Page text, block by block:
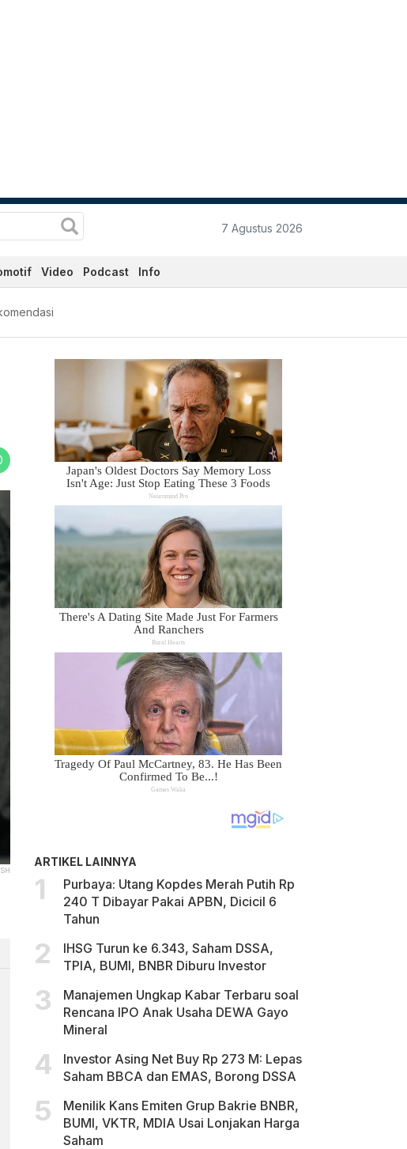
7 Agustus 2026
Video Podcast Info
ARTIKEL LAINNYA
Purbaya: Utang Kopdes Merah Putih Rp
240 T Dibayar Pakai APBN, Dicicil 6
Tahun
IHSG Turun ke 6.343, Saham DSSA,
TPIA, BUMI, BNBR Diburu Investor
Manajemen Ungkap Kabar Terbaru soal
Rencana IPO Anak Usaha DEWA Gayo
Mineral
Investor Asing Net Buy Rp 273 M: Lepas
Saham BBCA dan EMAS, Borong DSSA
Menilik Kans Emiten Grup Bakrie BNBR,
BUMI, VKTR, MDIA Usai Lonjakan Harga
Saham